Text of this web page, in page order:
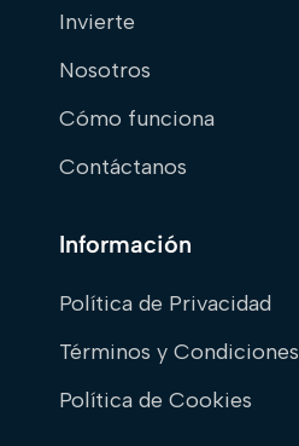
Invierte
Nosotros
Cómo funciona
Contáctanos
Información
Política de Privacidad
Términos y Condiciones
Política de Cookies